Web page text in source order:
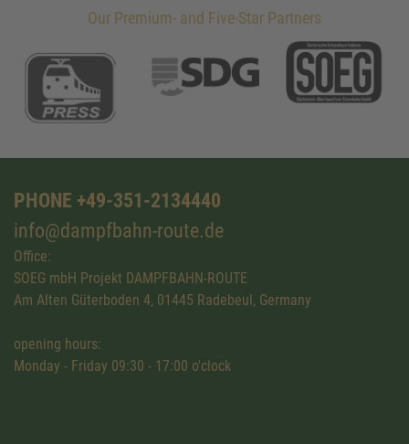
Our Premium- and Five-Star Partners
PHONE +49-351-2134440
info@dampfbahn-route.de
Office:
SOEG mbH Projekt DAMPFBAHN-ROUTE
Am Alten Güterboden 4, 01445 Radebeul, Germany
opening hours:
Monday - Friday 09:30 - 17:00 o'clock